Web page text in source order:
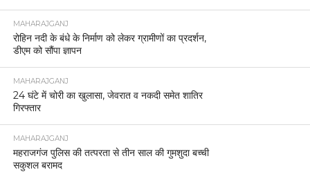
MAHARAJGANJ
रोहिन नदी के बंधे के निर्माण को लेकर ग्रामीणों का प्रदर्शन,
डीएम को सौंपा ज्ञापन
MAHARAJGANJ
24 घंटे में चोरी का खुलासा, जेवरात व नकदी समेत शातिर
गिरफ्तार
MAHARAJGANJ
महराजगंज पुलिस की तत्परता से तीन साल की गुमशुदा बच्ची
सकुशल बरामद